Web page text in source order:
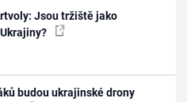
Jsou tržiště jako
budou ukrajinské drony